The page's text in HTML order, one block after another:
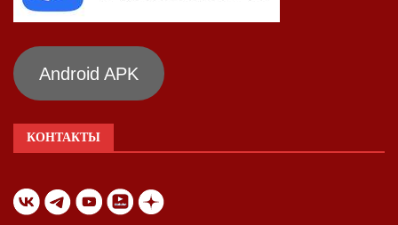
Android APK
КОНТАКТЫ